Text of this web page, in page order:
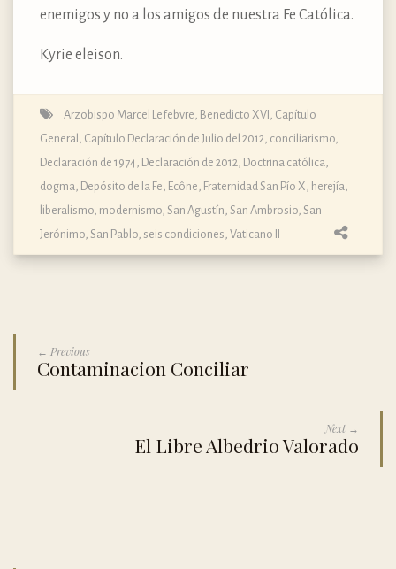
enemigos y no a los amigos de nuestra Fe Católica.
Kyrie eleison.
Arzobispo Marcel Lefebvre Benedicto XVI Capítulo
General, Capítulo Declaración de Julio del 2012 conciliarismo
Declaración de 1974 Declaración de 2012 Doctrina católica,
dogma, Depósito de la Fe Ecône Fraternidad San Pío X herejía
liberalismo modernismo San Agustín San Ambrosio San
Jerónimo San Pablo seis condiciones Vaticano II
← Previous
Contaminacion Conciliar
Next →
El Libre Albedrio Valorado